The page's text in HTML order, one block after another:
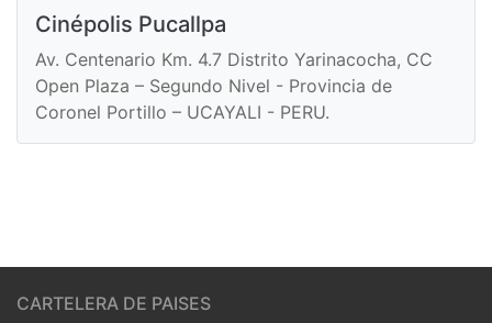
Cinépolis Pucallpa
Av. Centenario Km. 4.7 Distrito Yarinacocha, CC
Open Plaza – Segundo Nivel - Provincia de
Coronel Portillo – UCAYALI - PERU.
CARTELERA DE PAISES